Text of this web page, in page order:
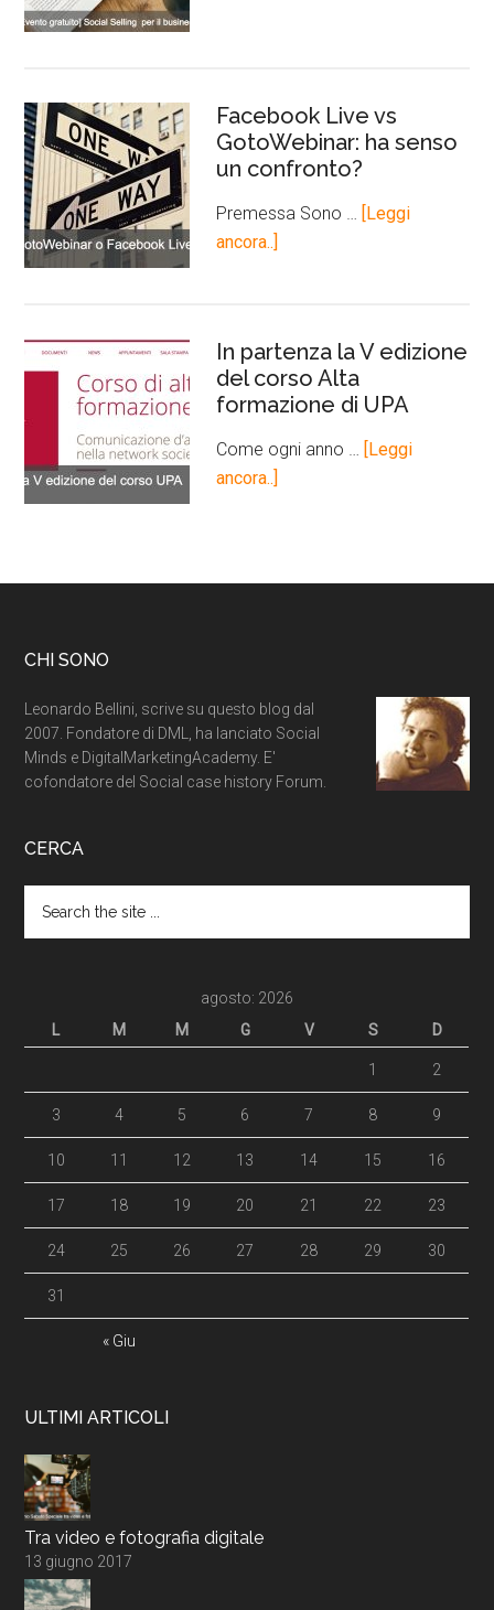
Facebook Live vs
GotoWebinar: ha senso
un confronto?
Premessa Sono …
[Leggi
ancora..]
In partenza la V edizione
del corso Alta
formazione di UPA
Come ogni anno …
[Leggi
ancora..]
CHI SONO
Leonardo Bellini, scrive su questo blog dal
2007. Fondatore di DML, ha lanciato Social
Minds e DigitalMarketingAcademy. E'
cofondatore del Social case history Forum.
CERCA
agosto: 2026
L
M M G V S D
« Giu
1 2
3 4 5 6 7 8 9
10 11 12 13 14 15 16
17 18 19 20 21 22 23
24 25 26 27 28 29 30
31
ULTIMI ARTICOLI
Tra video e fotografia digitale
13 giugno 2017